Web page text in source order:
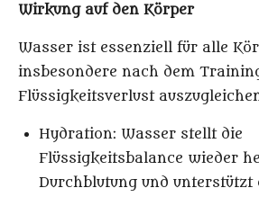
Wirkung auf den Körper
Wasser ist essenziell für alle
insbesondere nach dem
Flüssigkeitsverlust
Hydration: Wasser stellt die
Flüssigkeitsbalance wieder
Durchblutung und